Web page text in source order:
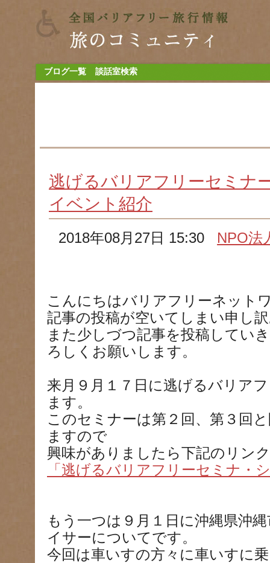
ブログ一覧 談話室検索
逃げるバリアフリーセミナ
イベント紹介
2018年08月27日 15:30 NPO
こんにちはバリアフリーネット
記事の投稿が空いてしまい申し
また少しづつ記事を投稿してい
ろしくお願いします。
来月９月１７日に逃げるバリア
ます。
このセミナーは第２回、第３回
ますので
興味がありましたら下記のリン
「逃げるバリアフリーセミナ・
もう一つは９月１日に沖縄県沖
イサーについてです。
今回は車いすの方々に車いすに